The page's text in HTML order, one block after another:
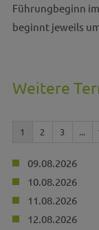
Führungbeginn
beginnt jeweils
Weitere
1 2 3 ...
09.08.2026
10.08.2026
11.08.2026
12.08.2026